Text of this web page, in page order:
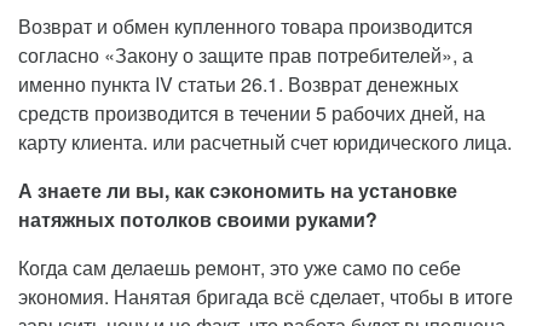
Возврат и обмен купленного товара производится
согласно «Закону о защите прав потребителей», а
именно пункта IV статьи 26.1. Возврат денежных
средств производится в течении 5 рабочих дней, на
карту клиента. или расчетный счет юридического лица.
А знаете ли вы, как сэкономить на установке
натяжных потолков своими руками?
Когда сам делаешь ремонт, это уже само по себе
экономия. Нанятая бригада всё сделает, чтобы в итоге